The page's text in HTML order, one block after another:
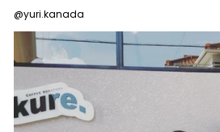
@yuri.kanada